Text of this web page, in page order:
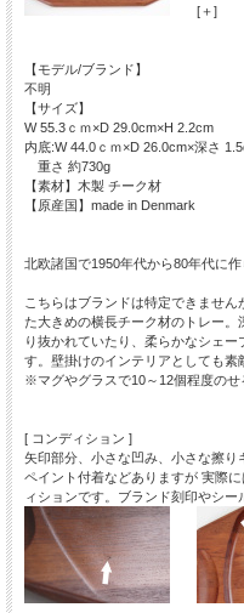
[＋]
【モデル/ブランド】
不明
【サイズ】
W 55.3ｃｍ×D 29.0cm×H 2.2cm
内底:W 44.0ｃｍ×D 26.0cm×深さ
重さ 約730g
【素材】木製 チーク材
【原産国】made in Denmark
北欧諸国で1950年代から80年代に
こちらはブランドは特定できませ
た大きめの横長チーク材のトレー。
り抜かれていたり、柔らかなシェ
す。壁掛けのインテリアとしても素
※マグやグラスで10～12個程度のせ
[ コンディション ]
矢印部分、小さな凹み、小さな擦
ペイント付着などありますが 実際
ィションです。ブランド刻印やシー